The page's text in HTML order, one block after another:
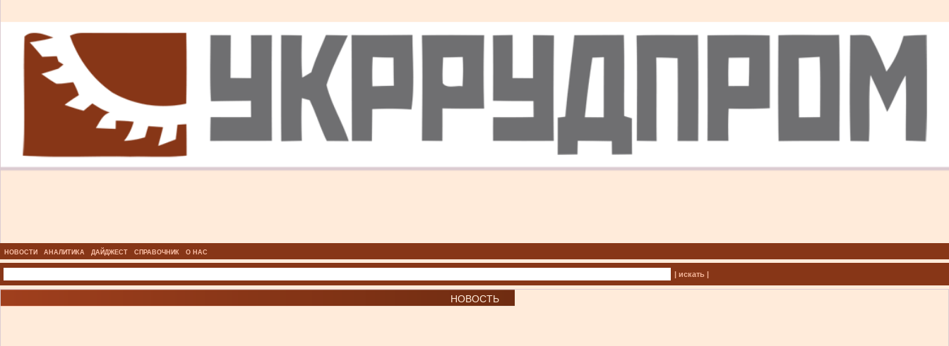
НОВОСТИ АНАЛИТИКА ДАЙДЖЕСТ СПРАВОЧНИК О НАС
| искать |
НОВОСТЬ